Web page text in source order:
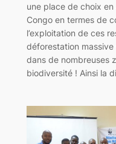
une place de choix
Congo en termes de
l’exploitation de ces
déforestation
dans de nombreuses
biodiversité ! Ainsi la